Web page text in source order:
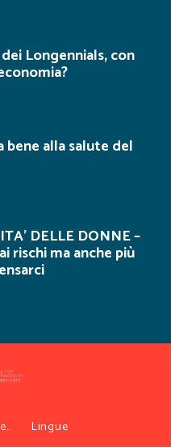
Longennials, con
bene alla salute del
DELLE DONNE –
rischi ma anche più
Lingue